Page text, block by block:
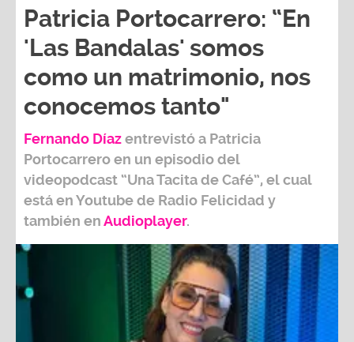
Patricia Portocarrero: “En
'Las Bandalas' somos
como un matrimonio, nos
conocemos tanto"
Fernando Díazentrevistó a Patricia
Portocarreroen un episodio del
videopodcast “Una Tacita de Café”, el cual
está en Youtube de Radio Felicidad y
también enAudioplayer.